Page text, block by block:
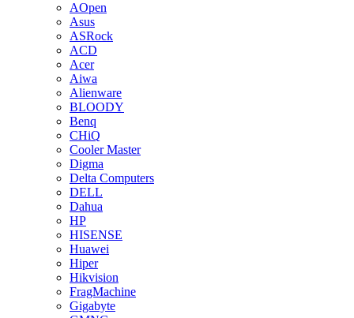
AOpen
Asus
ASRock
ACD
Acer
Aiwa
Alienware
BLOODY
Benq
CHiQ
Cooler Master
Digma
Delta Computers
DELL
Dahua
HP
HISENSE
Huawei
Hiper
Hikvision
FragMachine
Gigabyte